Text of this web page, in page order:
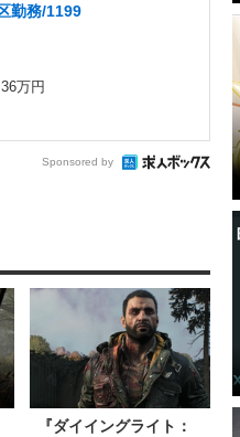
勤務/1199
万円
Sponsored by
『ダイイングライト：